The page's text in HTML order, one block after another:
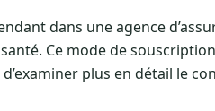
dans une agence
Ce mode de
plus en détail le